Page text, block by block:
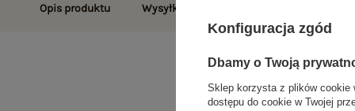
Opis produktu Wysyłka i dostawa
Konfiguracja zgód
Dbamy o Twoją
Sklep korzysta z plików cookie
dostępu do cookie w Twojej